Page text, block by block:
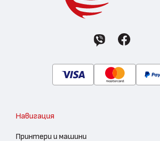
Навигация
Принтери и машини